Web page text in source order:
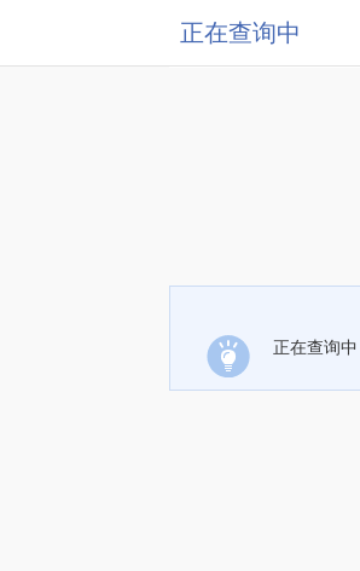
正在查询中
正在查询